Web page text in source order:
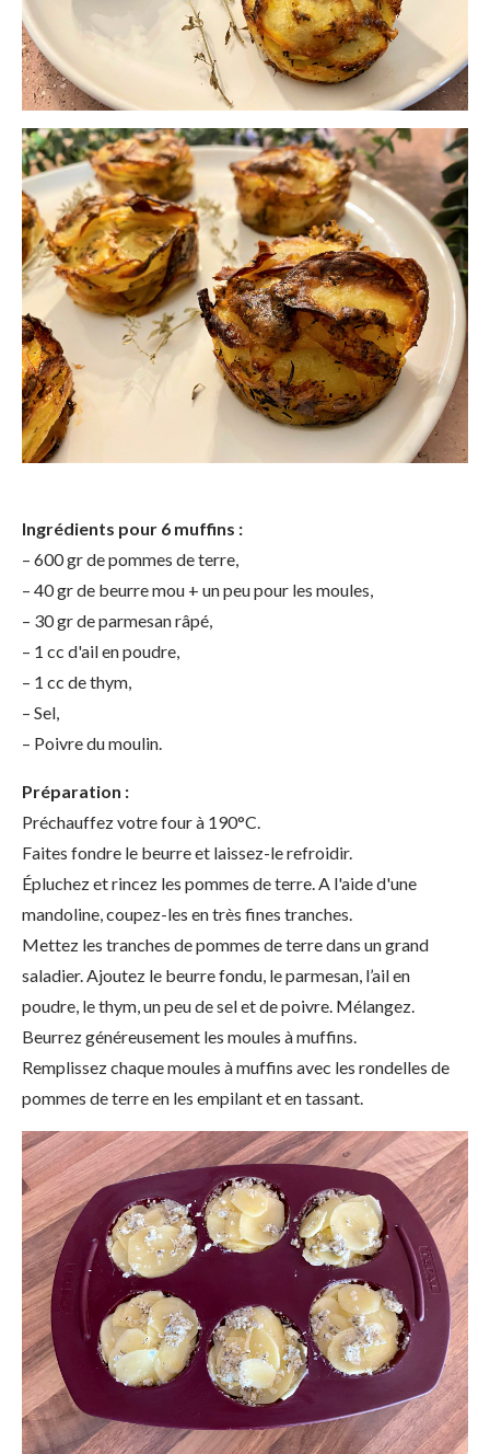
Ingrédients pour 6 muffins :
– 600 gr de pommes de terre,
– 40 gr de beurre mou + un peu pour les moules,
– 30 gr de parmesan râpé,
– 1 cc d'ail en poudre,
– 1 cc de thym,
– Sel,
– Poivre du moulin.
Préparation :
Préchauffez votre four à 190°C.
Faites fondre le beurre et laissez-le refroidir.
Épluchez et rincez les pommes de terre. A l'aide d'une
mandoline, coupez-les en très fines tranches.
Mettez les tranches de pommes de terre dans un grand
saladier. Ajoutez le beurre fondu, le parmesan, l’ail en
poudre, le thym, un peu de sel et de poivre. Mélangez.
Beurrez généreusement les moules à muffins.
Remplissez chaque moules à muffins avec les rondelles de
pommes de terre en les empilant et en tassant.